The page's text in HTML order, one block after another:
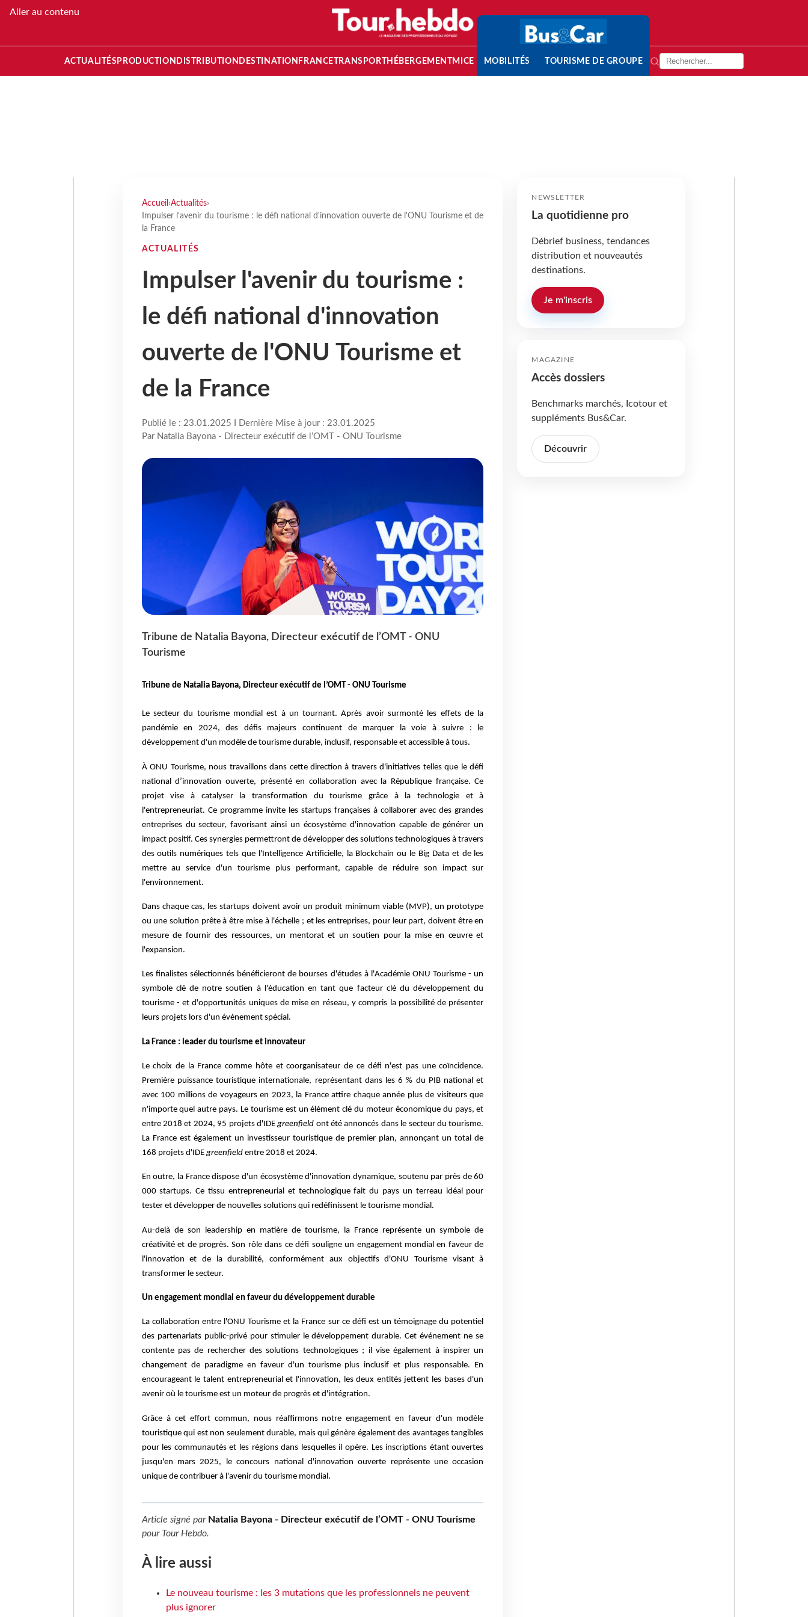
Aller au contenu
ACTUALITÉS PRODUCTION DISTRIBUTION DESTINATION FRANCETRANSPORT HÉBERGEMENTMICE MOBILITÉS TOURISME DE GROUPE
Accueil ›Actualités›
Impulser l'avenir du tourisme : le défi national d'innovation ouverte de l'ONU Tourisme et de
la France
ACTUALITÉS
Impulser l'avenir du tourisme :
le défi national d'innovation
ouverte de l'ONU Tourisme et
de la France
Publié le : 23.01.2025 I Dernière Mise à jour : 23.01.2025
Par Natalia Bayona - Directeur exécutif de l’OMT - ONU Tourisme
Tribune de Natalia Bayona, Directeur exécutif de l’OMT - ONU
Tourisme
Tribune de Natalia Bayona, Directeur exécutif de l’OMT - ONU Tourisme
Le secteur du tourisme mondial est à un tournant. Après avoir surmonté les effets de la
pandémie en 2024, des défis majeurs continuent de marquer la voie à suivre : le
développement d'un modèle de tourisme durable, inclusif, responsable et accessible à tous.
À ONU Tourisme, nous travaillons dans cette direction à travers d'initiatives telles que le défi
national d’innovation ouverte, présenté en collaboration avec la République française. Ce
projet vise à catalyser la transformation du tourisme grâce à la technologie et à
l'entrepreneuriat. Ce programme invite les startups françaises à collaborer avec des grandes
entreprises du secteur, favorisant ainsi un écosystème d'innovation capable de générer un
impact positif. Ces synergies permettront de développer des solutions technologiques à travers
des outils numériques tels que l'Intelligence Artificielle, la Blockchain ou le Big Data et de les
mettre au service d'un tourisme plus performant, capable de réduire son impact sur
l'environnement.
Dans chaque cas, les startups doivent avoir un produit minimum viable (MVP), un prototype
ou une solution prête à être mise à l'échelle ; et les entreprises, pour leur part, doivent être en
mesure de fournir des ressources, un mentorat et un soutien pour la mise en œuvre et
l'expansion.
Les finalistes sélectionnés bénéficieront de bourses d'études à l'Académie ONU Tourisme - un
symbole clé de notre soutien à l'éducation en tant que facteur clé du développement du
tourisme - et d'opportunités uniques de mise en réseau, y compris la possibilité de présenter
leurs projets lors d'un événement spécial.
La France : leader du tourisme et innovateur
Le choix de la France comme hôte et coorganisateur de ce défi n'est pas une coïncidence.
Première puissance touristique internationale, représentant dans les 6 % du PIB national et
avec 100 millions de voyageurs en 2023, la France attire chaque année plus de visiteurs que
n'importe quel autre pays. Le tourisme est un élément clé du moteur économique du pays, et
entre 2018 et 2024, 95 projets d'IDEgreenfield ont été annoncés dans le secteur du tourisme.
La France est également un investisseur touristique de premier plan, annonçant un total de
168 projets d'IDEgreenfieldentre 2018 et 2024.
En outre, la France dispose d'un écosystème d'innovation dynamique, soutenu par près de 60
000 startups. Ce tissu entrepreneurial et technologique fait du pays un terreau idéal pour
tester et développer de nouvelles solutions qui redéfinissent le tourisme mondial.
Au-delà de son leadership en matière de tourisme, la France représente un symbole de
créativité et de progrès. Son rôle dans ce défi souligne un engagement mondial en faveur de
l'innovation et de la durabilité, conformément aux objectifs d'ONU Tourisme visant à
transformer le secteur.
Un engagement mondial en faveur du développement durable
La collaboration entre l'ONU Tourisme et la France sur ce défi est un témoignage du potentiel
des partenariats public-privé pour stimuler le développement durable. Cet événement ne se
contente pas de rechercher des solutions technologiques ; il vise également à inspirer un
changement de paradigme en faveur d'un tourisme plus inclusif et plus responsable. En
encourageant le talent entrepreneurial et l'innovation, les deux entités jettent les bases d'un
avenir où le tourisme est un moteur de progrès et d'intégration.
Grâce à cet effort commun, nous réaffirmons notre engagement en faveur d'un modèle
touristique qui est non seulement durable, mais qui génère également des avantages tangibles
pour les communautés et les régions dans lesquelles il opère. Les inscriptions étant ouvertes
jusqu'en mars 2025, le concours national d'innovation ouverte représente une occasion
unique de contribuer à l'avenir du tourisme mondial.
Article signé par Natalia Bayona - Directeur exécutif de l’OMT - ONU Tourisme
pour Tour Hebdo.
À lire aussi
Le nouveau tourisme : les 3 mutations que les professionnels ne peuvent
plus ignorer
NEWSLETTER
La quotidienne pro
Débrief business, tendances
distribution et nouveautés
destinations.
Je m'inscris
MAGAZINE
Accès dossiers
Benchmarks marchés, Icotour et
suppléments Bus&Car.
Découvrir